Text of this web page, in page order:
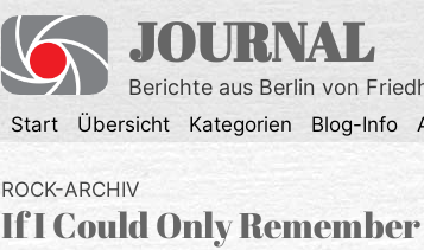
JOURNAL
Berichte aus Berlin von
Start Übersicht Kategorien Blog-Info
ROCK-ARCHIV
If I Could Only